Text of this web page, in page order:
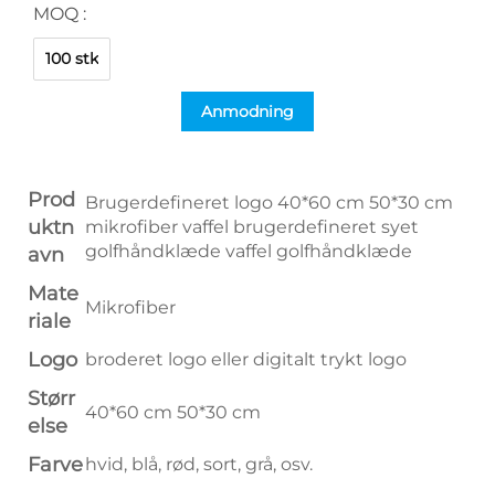
MOQ :
100 stk
Anmodning
Prod
uktn
avn
Brugerdefineret logo 40*60 cm 50*30 cm
mikrofiber vaffel brugerdefineret syet
golfhåndklæde vaffel golfhåndklæde
Mate
riale
Mikrofiber
Logo broderet logo eller digitalt trykt logo
Størr
else
40*60 cm 50*30 cm
Farvehvid, blå, rød, sort, grå, osv.